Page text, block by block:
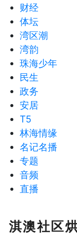
财经
体坛
湾区潮
湾韵
珠海少年
民生
政务
安居
T5
林海情缘
名记名播
专题
音频
直播
淇澳社区